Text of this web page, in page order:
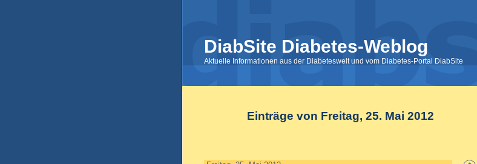
DiabSite Diabetes-Weblog
Aktuelle Informationen aus der Diabeteswelt und vom Diabetes-Portal DiabSite
Einträge von Freitag, 25. Mai 2012